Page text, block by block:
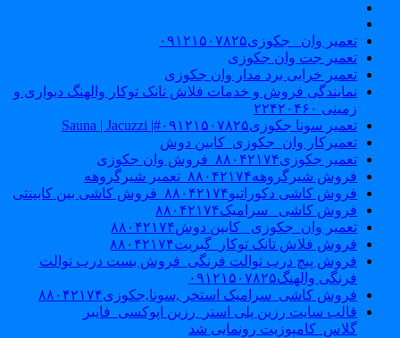
تعمیر وان _جکوزی۰۹۱۲۱۵۰۷۸۲۵
تعمیر جت وان جکوزی
تعمیر خرابی برد مدار وان جکوزی
نمایندگی فروش و خدمات فلاش تانک توکار والهنگ دیواری و
زمینی ۲۲۴۲۰۴۶۰
تعمیر سونا جکوزی۰۹۱۲۱۵۰۷۸۲۵#| Sauna | Jacuzzi
تعمیرکار وان_جکوزی_کابین دوش
تعمیر جکوزی۸۸۰۴۲۱۷۴_فروش وان جکوزی
فروش شیرگروهه۸۸۰۴۲۱۷۴_تعمیر شیرگروهه
فروش کاشی دکوراتیو۸۸۰۴۲۱۷۴_فروش کاشی بین کابینتی
فروش کاشی _سرامیک۸۸۰۴۲۱۷۴
تعمیر وان_جکوزی_ کابین دوش۸۸۰۴۲۱۷۴
فروش فلاش تانک توکار_گبریت۸۸۰۴۲۱۷۴
فروش پیچ درب توالت فرنگی_فروش بست درب توالت
فرنگی والهنگ۰۹۱۲۱۵۰۷۸۲۵
فروش کاشی_سرامیک استخر ,سونا,جکوزی۸۸۰۴۲۱۷۴
قالب سایت رزین پلی استر_رزین اپوکسی_فایبر
گلاس_کامپوزیت رونمایی شد